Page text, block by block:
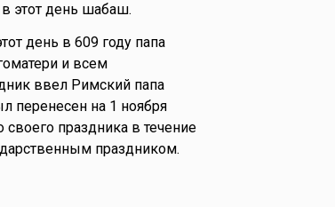
этот день шабаш.
день в 609 году папа
и всем
ввел Римский папа
перенесен на 1 ноября
праздника в течение
праздником.